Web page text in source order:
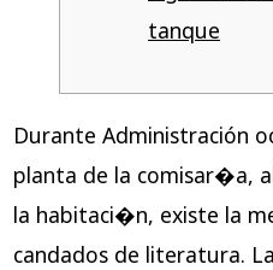
tanque
Durante Administración
planta de la comisar�a,
la habitaci�n, existe la
candados de literatura.